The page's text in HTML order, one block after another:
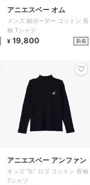
アニエスベー オム
メンズ 細ボーダー コットン 長
袖 Tシャツ
¥ 19,800 新着
アニエスベー アンファン
キッズ ”b.” ロゴ コットン 長袖
Tシャツ